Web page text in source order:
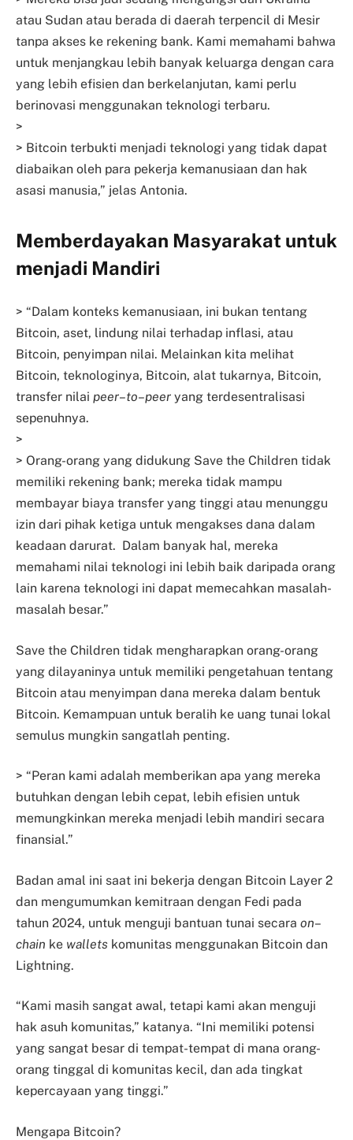
atau Sudan atau berada di daerah terpencil di Mesir
tanpa akses ke rekening bank. Kami memahami bahwa
untuk menjangkau lebih banyak keluarga dengan cara
yang lebih efisien dan berkelanjutan, kami perlu
berinovasi menggunakan teknologi terbaru.
>
> Bitcoin terbukti menjadi teknologi yang tidak dapat
diabaikan oleh para pekerja kemanusiaan dan hak
asasi manusia,” jelas Antonia.
Memberdayakan Masyarakat untuk
menjadi Mandiri
> “Dalam konteks kemanusiaan, ini bukan tentang
Bitcoin, aset, lindung nilai terhadap inflasi, atau
Bitcoin, penyimpan nilai. Melainkan kita melihat
Bitcoin, teknologinya, Bitcoin, alat tukarnya, Bitcoin,
transfer nilai peer–to–peer yang terdesentralisasi
sepenuhnya.
>
> Orang-orang yang didukung Save the Children tidak
memiliki rekening bank; mereka tidak mampu
membayar biaya transfer yang tinggi atau menunggu
izin dari pihak ketiga untuk mengakses dana dalam
keadaan darurat. Dalam banyak hal, mereka
memahami nilai teknologi ini lebih baik daripada orang
lain karena teknologi ini dapat memecahkan masalah-
masalah besar.”
Save the Children tidak mengharapkan orang-orang
yang dilayaninya untuk memiliki pengetahuan tentang
Bitcoin atau menyimpan dana mereka dalam bentuk
Bitcoin. Kemampuan untuk beralih ke uang tunai lokal
semulus mungkin sangatlah penting.
> “Peran kami adalah memberikan apa yang mereka
butuhkan dengan lebih cepat, lebih efisien untuk
memungkinkan mereka menjadi lebih mandiri secara
finansial.”
Badan amal ini saat ini bekerja dengan Bitcoin Layer 2
dan mengumumkan kemitraan dengan Fedi pada
tahun 2024, untuk menguji bantuan tunai secara on–
chain ke wallets komunitas menggunakan Bitcoin dan
Lightning.
“Kami masih sangat awal, tetapi kami akan menguji
hak asuh komunitas,” katanya. “Ini memiliki potensi
yang sangat besar di tempat-tempat di mana orang-
orang tinggal di komunitas kecil, dan ada tingkat
kepercayaan yang tinggi.”
Mengapa Bitcoin?